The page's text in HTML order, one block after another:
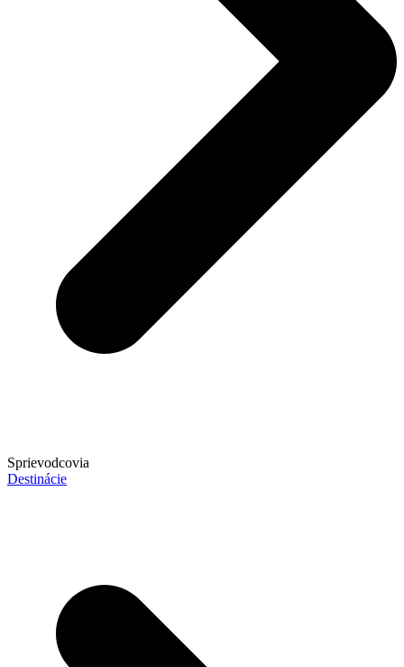
Sprievodcovia
Destinácie